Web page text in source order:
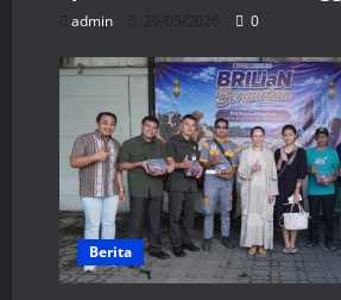
admin 29/05/2026 0
Berita